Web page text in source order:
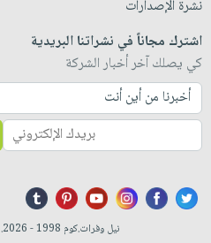
نشرة الإصدارات
اشترك مجاناً في نشراتنا البريدية
كي يصلك آخر أخبار الشركة
نيل وفرات.كوم 1998 - 2026. كافة الحقوق محفوظة ©